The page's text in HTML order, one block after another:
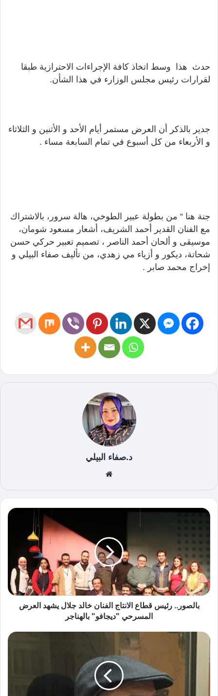
حدث هذا وسط اتخاذ كافة الإجراءات الاحترازية طبقا
لقرارات رئيس مجلس الوزارء في هذا الشأن.
جدير بالذكر أن العرض مستمر أيام الأحد و الأثنين و الثلاثاء
و الأربعاء من كل أسبوع في تمام السابعة مساء .
جنة هنا “ من بطولة عبير الطوخي، هالة سرور، بالاشتراك
مع الفنان القدير أحمد الشريف، أشعار مسعود شومان،
موسيقى و ألحان أحمد الناصر ، تصميم تعبير حركي حسن
شحاتة، ديكور و أزياء مي زهدي، من تأليف صفاء البيلي و
إخراج محمد صابر .
د.صفاء البيلي
الوي
ب
بالصور.. رئيس قطاع الانتاج الفنان خالد جلال يشهد العرض
المسرحي "ديجافو" بالهناجر